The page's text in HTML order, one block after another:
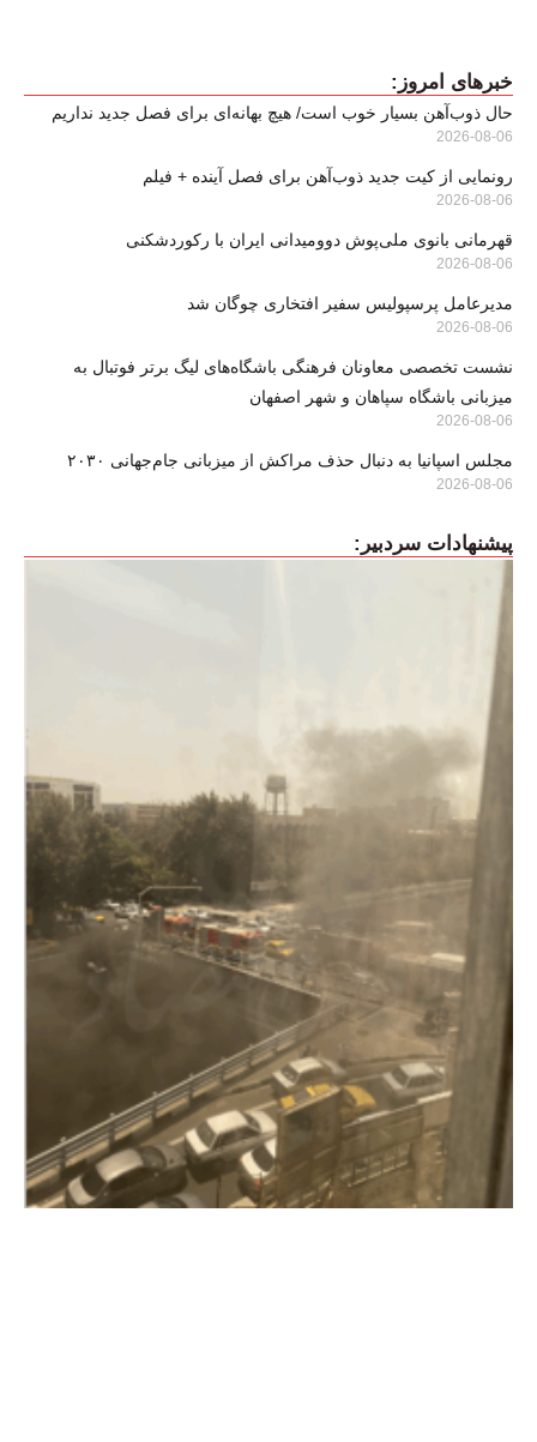
خبرهای امروز:
حال ذوب‌آهن بسیار خوب است/ هیچ بهانه‌ای برای فصل جدید نداریم
2026-08-06
رونمایی از کیت جدید ذوب‌آهن برای فصل آینده + فیلم
2026-08-06
قهرمانی بانوی ملی‌پوش دوومیدانی ایران با رکوردشکنی
2026-08-06
مدیرعامل پرسپولیس سفیر افتخاری چوگان شد
2026-08-06
نشست تخصصی معاونان فرهنگی باشگاه‌های لیگ برتر فوتبال به
میزبانی باشگاه سپاهان و شهر اصفهان
2026-08-06
مجلس اسپانیا به دنبال حذف مراکش از میزبانی جام‌جهانی ۲۰۳۰
2026-08-06
پیشنهادات سردبیر: